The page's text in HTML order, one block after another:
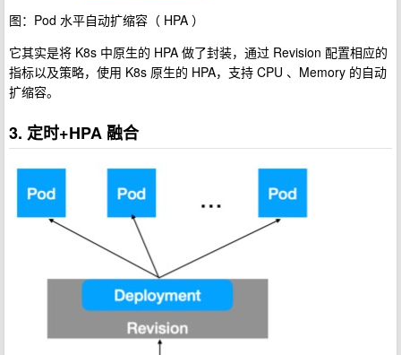
图：Pod 水平自动扩缩容（ HPA ）
它其实是将 K8s 中原生的 HPA 做了封装，通过 Revision 配置相应的
指标以及策略，使用 K8s 原生的 HPA，支持 CPU 、Memory 的自动
扩缩容。
3. 定时+HPA 融合